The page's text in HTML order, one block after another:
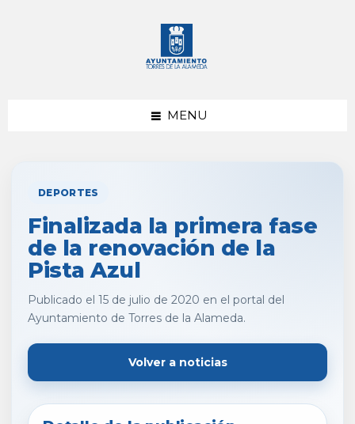
MENU
DEPORTES
Finalizada la primera fase
de la renovación de la
Pista Azul
Publicado el 15 de julio de 2020 en el portal del
Ayuntamiento de Torres de la Alameda.
Volver a noticias